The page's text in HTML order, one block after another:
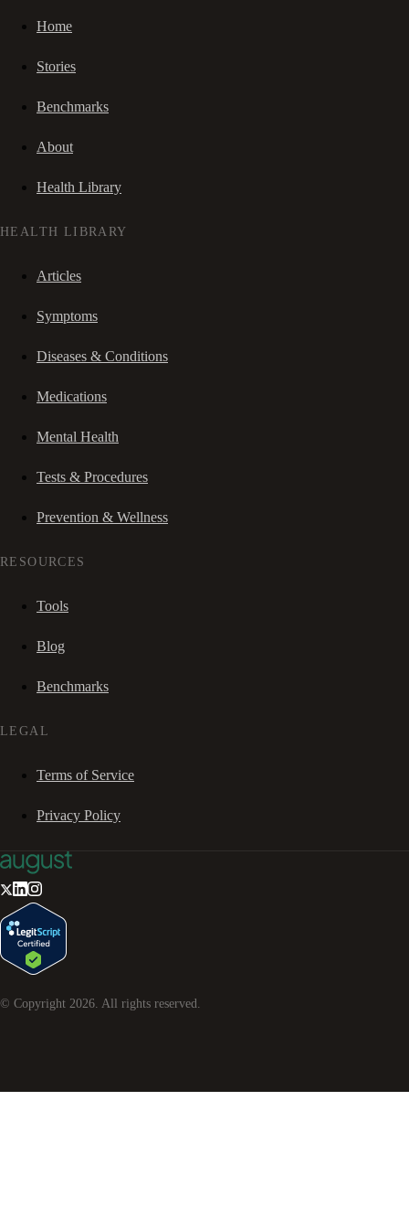
Home
Stories
Benchmarks
About
Health Library
HEALTH LIBRARY
Articles
Symptoms
Diseases & Conditions
Medications
Mental Health
Tests & Procedures
Prevention & Wellness
RESOURCES
Tools
Blog
Benchmarks
LEGAL
Terms of Service
Privacy Policy
© Copyright 2026 . All rights reserved.